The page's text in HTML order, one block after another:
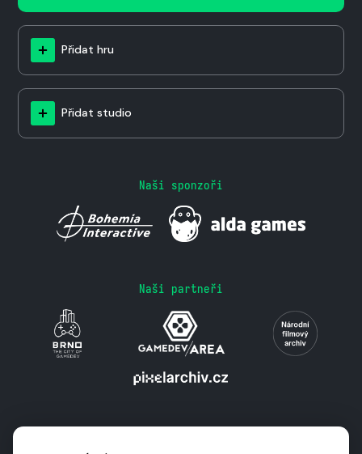
Přidat hru
Přidat studio
Naši sponzoři
Naši partneři